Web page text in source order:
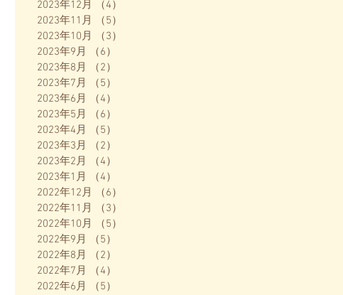
2023年12月
（4）
2023年11月
（5）
2023年10月
（3）
2023年9月
（6）
2023年8月
（2）
2023年7月
（5）
2023年6月
（4）
2023年5月
（6）
2023年4月
（5）
2023年3月
（2）
2023年2月
（4）
2023年1月
（4）
2022年12月
（6）
2022年11月
（3）
2022年10月
（5）
2022年9月
（5）
2022年8月
（2）
2022年7月
（4）
2022年6月
（5）